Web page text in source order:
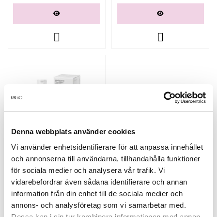
Denna webbplats använder cookies
Vi använder enhetsidentifierare för att anpassa innehållet
och annonserna till användarna, tillhandahålla funktioner
för sociala medier och analysera vår trafik. Vi
vidarebefordrar även sådana identifierare och annan
information från din enhet till de sociala medier och
annons- och analysföretag som vi samarbetar med.
Cosrx Hydrium Watery Toner
149 kr